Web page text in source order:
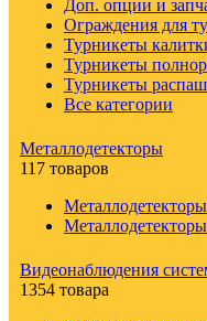
Доп. опции и
Ограждения для
Турникеты
Турникеты
Турникеты
Все категории
Металлодетекторы
117 товаров
Видеонаблюдения
1354 товара